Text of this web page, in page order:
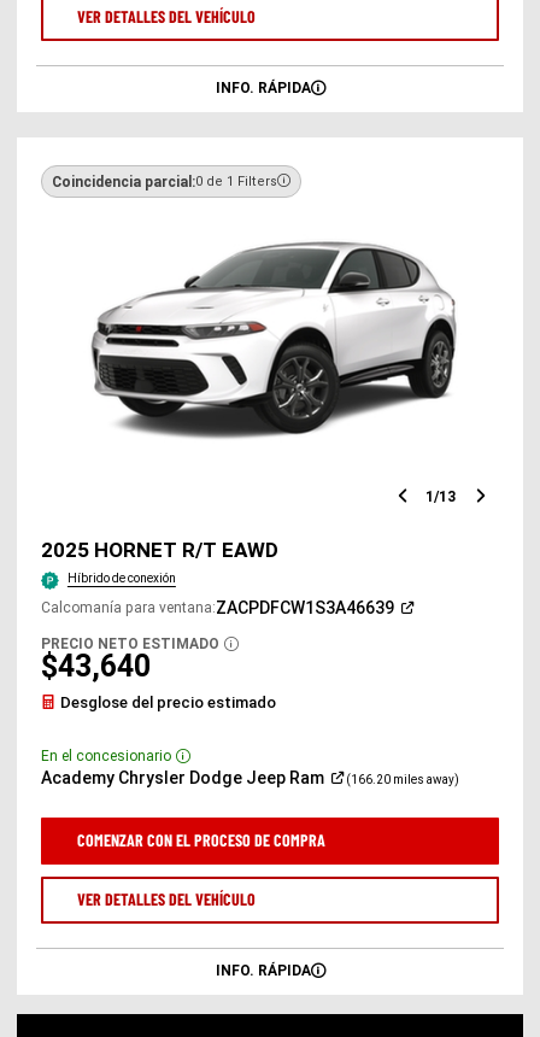
VER DETALLES DEL VEHÍCULO
INFO. RÁPIDA
Coincidencia parcial:0 de 1 Filters
1/13
2025 HORNET R/T EAWD
Híbrido de conexión
Calcomanía para ventana:ZACPDFCW1S3A46639
(Abrir
PRECIO NETO ESTIMADO DISCLOSURE
$43,640
Desglose del precio estimado
En el concesionario Disclosure
Academy Chrysler Dodge Jeep Ram
(Abrir
en
(166.20 miles away)
COMENZAR CON EL PROCESO DE COMPRA
VER DETALLES DEL VEHÍCULO
INFO. RÁPIDA